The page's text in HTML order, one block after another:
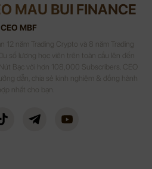
MAU BUI FINANCE
CEO MBF
12 năm Trading Crypto và 8 năm Trading
số lượng học viên trên toàn cầu lên đến
Bạc với hơn 108,000 Subscribers. CEO
dẫn, chia sẻ kinh nghiệm & đồng hành
nhất cho bạn.